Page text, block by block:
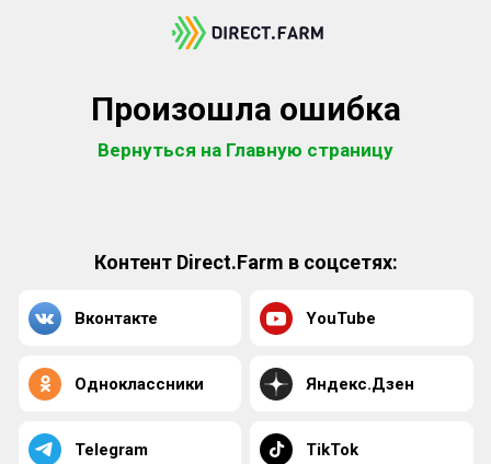
Произошла ошибка
Вернуться на Главную страницу
Контент Direct.Farm в соцсетях:
Вконтакте YouTube
Одноклассники Яндекс.Дзен
Telegram TikTok